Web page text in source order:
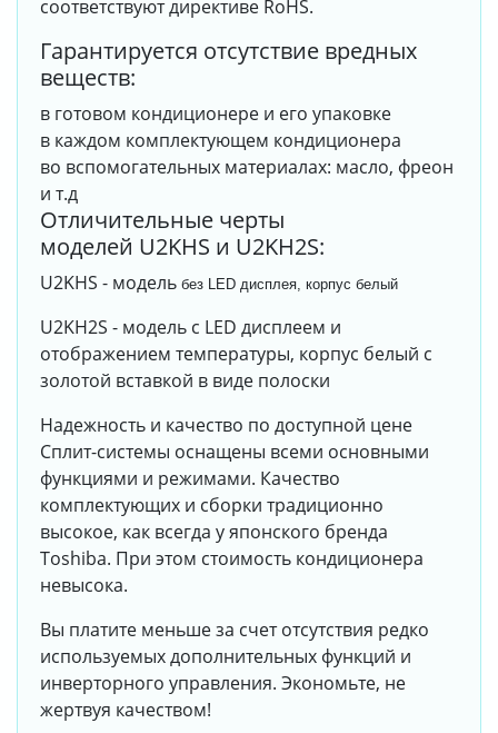
соответствуют директиве RoHS.
Гарантируется отсутствие вредных
веществ:
в готовом кондиционере и его упаковке
в каждом комплектующем кондиционера
во вспомогательных материалах: масло, фреон
и т.д
Отличительные черты
моделей U2KHS и U2KH2S:
U2KHS - модель без LED дисплея, корпус белый
U2KH2S - модель с LED дисплеем и
отображением температуры, корпус белый с
золотой вставкой в виде полоски
Надежность и качество по доступной цене
Сплит-системы оснащены всеми основными
функциями и режимами. Качество
комплектующих и сборки традиционно
высокое, как всегда у японского бренда
Toshiba. При этом стоимость кондиционера
невысока.
Вы платите меньше за счет отсутствия редко
используемых дополнительных функций и
инверторного управления. Экономьте, не
жертвуя качеством!